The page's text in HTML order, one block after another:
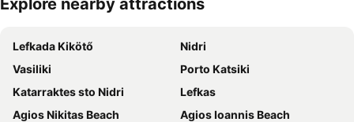
Nagy méretű térkép
Explore nearby attractions
Lefkada Kikötő
Nidri
Vasiliki
Porto Katsiki
Katarraktes sto Nidri
Lefkas
Agios Nikitas Beach
Agios Ioannis Beach